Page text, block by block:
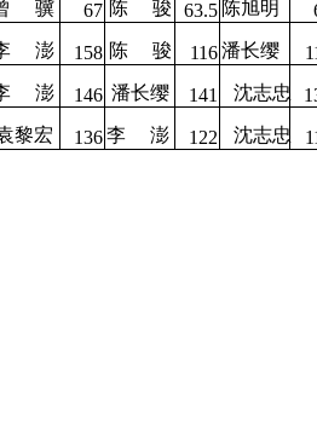
骥 67 陈 骏 63.5 陈旭明
澎 158 陈 骏 116潘长缨
澎 146 潘长缨 141 沈志忠
黎宏 136李 澎 122 沈志忠